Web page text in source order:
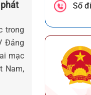
trong
Đảng
mạc
Nam,
Số